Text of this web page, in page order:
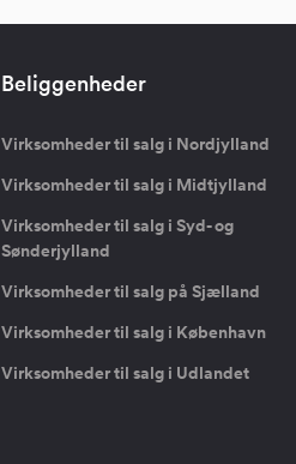
Beliggenheder
Virksomheder til salg i Nordjylland
Virksomheder til salg i Midtjylland
Virksomheder til salg i Syd- og
Sønderjylland
Virksomheder til salg på Sjælland
Virksomheder til salg i København
Virksomheder til salg i Udlandet